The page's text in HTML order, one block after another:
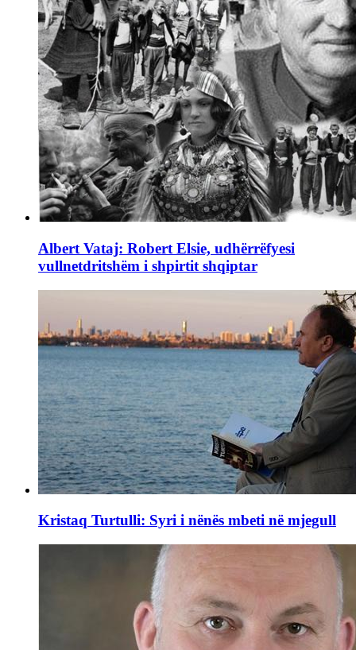
Albert Vataj: Robert Elsie, udhërrëfyesi
vullnetdritshëm i shpirtit shqiptar
Kristaq Turtulli: Syri i nënës mbeti në mjegull